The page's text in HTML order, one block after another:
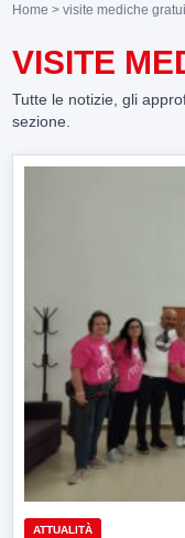
Home > visite mediche
VISITE
Tutte le notizie, gli
sezione.
ATTUALITÀ